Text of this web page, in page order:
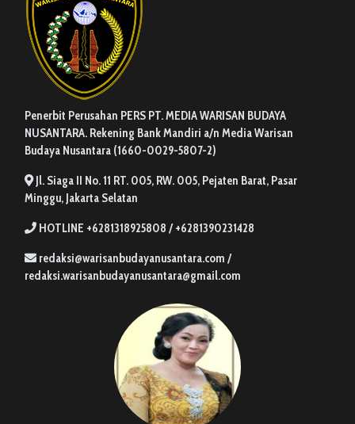
Penerbit Perusahan PERS PT. MEDIA WARISAN BUDAYA
NUSANTARA. Rekening Bank Mandiri a/n Media Warisan
Budaya Nusantara (1660-0029-5807-2)
Jl. Siaga II No. 11 RT. 005, RW. 005, Pejaten Barat, Pasar
Minggu, Jakarta Selatan
HOTLINE +6281318925808 / +6281390231428
redaksi@warisanbudayanusantara.com /
redaksi.warisanbudayanusantara@gmail.com